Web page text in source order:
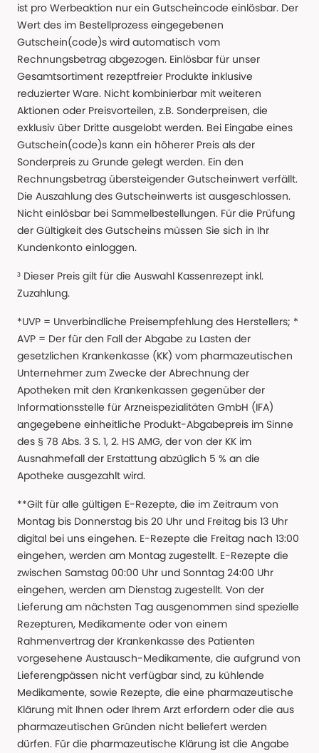
ist pro Werbeaktion nur ein Gutscheincode einlösbar. Der
Wert des im Bestellprozess eingegebenen
Gutschein(code)s wird automatisch vom
Rechnungsbetrag abgezogen. Einlösbar für unser
Gesamtsortiment rezeptfreier Produkte inklusive
reduzierter Ware. Nicht kombinierbar mit weiteren
Aktionen oder Preisvorteilen, z.B. Sonderpreisen, die
exklusiv über Dritte ausgelobt werden. Bei Eingabe eines
Gutschein(code)s kann ein höherer Preis als der
Sonderpreis zu Grunde gelegt werden. Ein den
Rechnungsbetrag übersteigender Gutscheinwert verfällt.
Die Auszahlung des Gutscheinwerts ist ausgeschlossen.
Nicht einlösbar bei Sammelbestellungen. Für die Prüfung
der Gültigkeit des Gutscheins müssen Sie sich in Ihr
Kundenkonto einloggen.
³ Dieser Preis gilt für die Auswahl Kassenrezept inkl.
Zuzahlung.
*UVP = Unverbindliche Preisempfehlung des Herstellers; *
AVP = Der für den Fall der Abgabe zu Lasten der
gesetzlichen Krankenkasse (KK) vom pharmazeutischen
Unternehmer zum Zwecke der Abrechnung der
Apotheken mit den Krankenkassen gegenüber der
Informationsstelle für Arzneispezialitäten GmbH (IFA)
angegebene einheitliche Produkt-Abgabepreis im Sinne
des § 78 Abs. 3 S. 1, 2. HS AMG, der von der KK im
Ausnahmefall der Erstattung abzüglich 5 % an die
Apotheke ausgezahlt wird.
**Gilt für alle gültigen E-Rezepte, die im Zeitraum von
Montag bis Donnerstag bis 20 Uhr und Freitag bis 13 Uhr
digital bei uns eingehen. E-Rezepte die Freitag nach 13:00
eingehen, werden am Montag zugestellt. E-Rezepte die
zwischen Samstag 00:00 Uhr und Sonntag 24:00 Uhr
eingehen, werden am Dienstag zugestellt. Von der
Lieferung am nächsten Tag ausgenommen sind spezielle
Rezepturen, Medikamente oder von einem
Rahmenvertrag der Krankenkasse des Patienten
vorgesehene Austausch-Medikamente, die aufgrund von
Lieferengpässen nicht verfügbar sind, zu kühlende
Medikamente, sowie Rezepte, die eine pharmazeutische
Klärung mit Ihnen oder Ihrem Arzt erfordern oder die aus
pharmazeutischen Gründen nicht beliefert werden
dürfen. Für die pharmazeutische Klärung ist die Angabe